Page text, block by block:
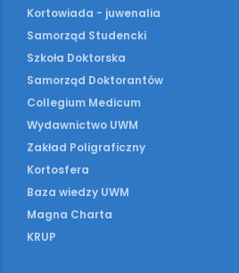
Kortowiada - juwenalia
Samorząd Studencki
Szkoła Doktorska
Samorząd Doktorantów
Collegium Medicum
Wydawnictwo UWM
Zakład Poligraficzny
Kortosfera
Baza wiedzy UWM
Magna Charta
KRUP